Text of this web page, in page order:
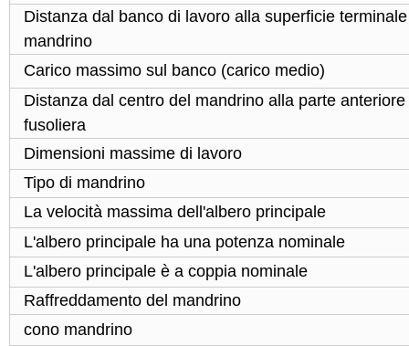
Distanza dal banco di lavoro alla superficie
mandrino
Carico massimo sul banco (carico medio)
Distanza dal centro del mandrino alla parte anteriore
fusoliera
Dimensioni massime di lavoro
Tipo di mandrino
La velocità massima dell'albero principale
L'albero principale ha una potenza nominale
L'albero principale è a coppia nominale
Raffreddamento del mandrino
cono mandrino